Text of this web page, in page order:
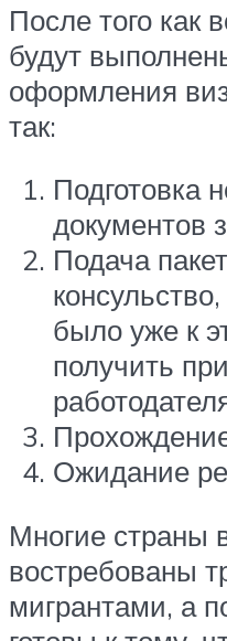
После того как
будут
оформления
так:
Подготовка
документов
Подача
было уже к
получить
Ожидание
Многие страны
востребованы
мигрантами, а